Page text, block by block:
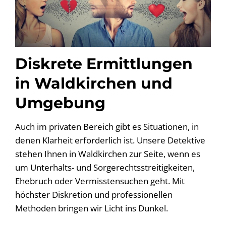
Diskrete Ermittlungen
in Waldkirchen und
Umgebung
Auch im privaten Bereich gibt es Situationen, in
denen Klarheit erforderlich ist. Unsere Detektive
stehen Ihnen in Waldkirchen zur Seite, wenn es
um Unterhalts- und Sorgerechtsstreitigkeiten,
Ehebruch oder Vermisstensuchen geht. Mit
höchster Diskretion und professionellen
Methoden bringen wir Licht ins Dunkel.